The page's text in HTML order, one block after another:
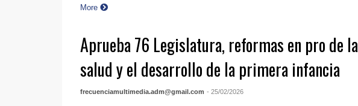
More
Aprueba 76 Legislatura, reformas en pro de la
salud y el desarrollo de la primera infancia
frecuenciamultimedia.adm@gmail.com - 25/02/2026